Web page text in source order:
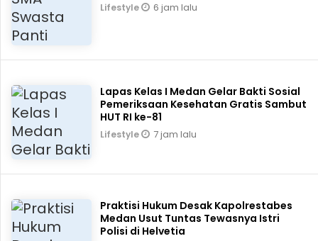
Lifestyle 6 jam lalu
Lapas Kelas I Medan Gelar Bakti Sosial
Pemeriksaan Kesehatan Gratis Sambut
HUT RI ke-81
Lifestyle 7 jam lalu
Praktisi Hukum Desak Kapolrestabes
Medan Usut Tuntas Tewasnya Istri
Polisi di Helvetia